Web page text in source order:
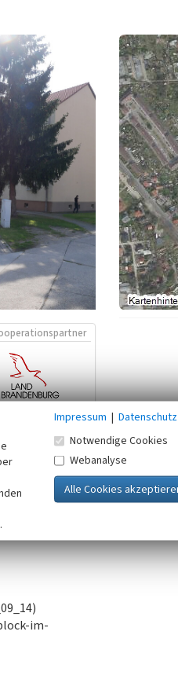
Q6 die
2 mit jeweils
im-
Impressum | Datenschutz
Notwendige Cookies
Webanalyse